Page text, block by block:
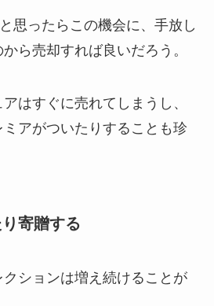
思ったらこの機会に、手放し
ら売却すれば良いだろう。
はすぐに売れてしまうし、
アがついたりすることも珍
寄贈する
ションは増え続けることが